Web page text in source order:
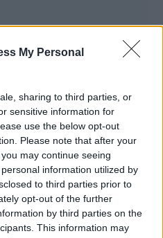
My Personal
sharing to third parties, or
sensitive information for
use the below opt-out
Please note that after your
may continue seeing
information utilized by
to third parties prior to
opt-out of the further
by third parties on the
This information may